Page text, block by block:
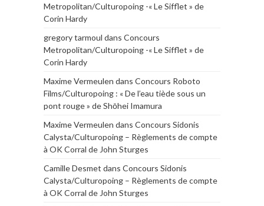
Metropolitan/Culturopoing -« Le Sifflet » de
Corin Hardy
gregory tarmoul dans Concours
Metropolitan/Culturopoing -« Le Sifflet » de
Corin Hardy
Maxime Vermeulen dans Concours Roboto
Films/Culturopoing : « De l’eau tiède sous un
pont rouge » de Shōhei Imamura
Maxime Vermeulen dans Concours Sidonis
Calysta/Culturopoing – Règlements de compte
à OK Corral de John Sturges
Camille Desmet dans Concours Sidonis
Calysta/Culturopoing – Règlements de compte
à OK Corral de John Sturges